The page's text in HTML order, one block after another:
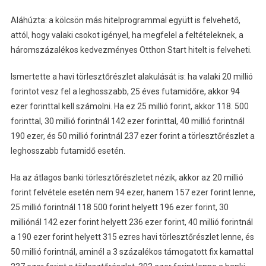
Aláhúzta: a kölcsön más hitelprogrammal együtt is felvehető,
attól, hogy valaki csokot igényel, ha megfelel a feltételeknek, a
háromszázalékos kedvezményes Otthon Start hitelt is felveheti.
Ismertette a havi törlesztőrészlet alakulását is: ha valaki 20 millió
forintot vesz fel a leghosszabb, 25 éves futamidőre, akkor 94
ezer forinttal kell számolni. Ha ez 25 millió forint, akkor 118. 500
forinttal, 30 millió forintnál 142 ezer forinttal, 40 millió forintnál
190 ezer, és 50 millió forintnál 237 ezer forint a törlesztőrészlet a
leghosszabb futamidő esetén.
Ha az átlagos banki törlesztőrészletet nézik, akkor az 20 millió
forint felvétele esetén nem 94 ezer, hanem 157 ezer forint lenne,
25 millió forintnál 118 500 forint helyett 196 ezer forint, 30
milliónál 142 ezer forint helyett 236 ezer forint, 40 millió forintnál
a 190 ezer forint helyett 315 ezres havi törlesztőrészlet lenne, és
50 millió forintnál, aminél a 3 százalékos támogatott fix kamattal